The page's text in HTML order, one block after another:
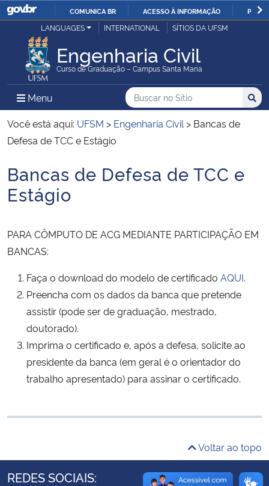
IR
O
COMUNICA BR ACESSO À INFORMAÇÃO
Ministério da Justiça e Segurança Pública
Ministério da Defesa
Ministério das Relações Exteriores
Ministério da Infraestrutura
Ministério da Educação
Ministério da Cidadania
Ministério da Saúde
Ministério de Minas e Energia
Ministério da Ciência, Tecnologia, Inovações e Comunicações
LANGUAGES INTERNATIONAL SÍTIOS DA UFSM
Engenharia Civil
Curso de Graduação – Campus Santa Maria
Menu Menu Principal do Sítio
Busca
Buscar no no Sítio
Busca:
Você está aqui: UFSM > Engenharia Civil > Bancas de
Defesa de TCC e Estágio
Início do conteúdo
Bancas de Defesa de TCC e
Estágio
PARA CÔMPUTO DE ACG MEDIANTE PARTICIPAÇÃO EM
BANCAS:
Faça o download do modelo de certificado AQUI.
Preencha com os dados da banca que pretende
assistir (pode ser de graduação, mestrado,
doutorado).
Imprima o certificado e, após a defesa, solicite ao
presidente da banca (em geral é o orientador do
trabalho apresentado) para assinar o certificado.
Voltar ao topo
REDES SOCIAIS: